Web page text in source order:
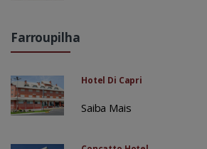
Farroupilha
Hotel Di Capri
Saiba Mais